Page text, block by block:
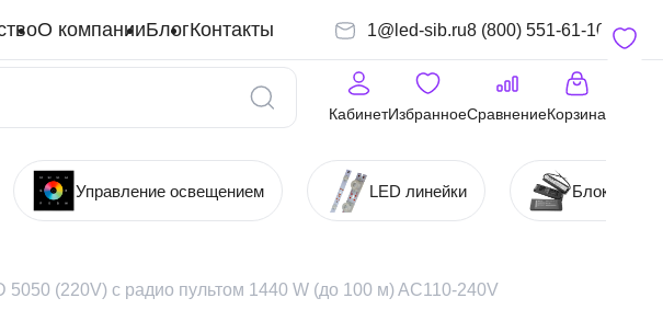
О компанииБлогКонтакты 1@led-sib.ru8 (800) 551-61-10
КабинетИзбранноеСравнениеКорзина
Управление освещением LED линейки Блоки
5050 (220V) с радио пультом 1440 W (до 100 м) AC110-240V